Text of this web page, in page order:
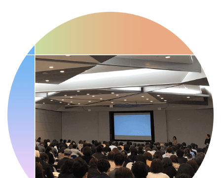
・世界アルツハイマー月間
・健康増進普及月間
・歯ヂカラ探究月間
・職場の健康診断実施強化月間
・自殺予防週間
・世界自殺予防デー
・日本骨髄増殖性腫瘍の日
・知的障害者愛護デー
・糖化の日
2026/09/11(金)
・がん征圧月間